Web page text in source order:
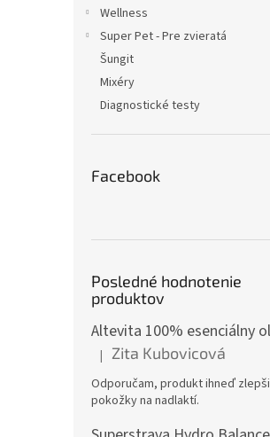
Wellness
Super Pet - Pre zvieratá
Šungit
Mixéry
Diagnostické testy
Facebook
Posledné hodnotenie
produktov
Hodnotenie produktu je 5 z 5
| Zita Kubovicová
Odporučam, produkt ihneď
pokožky na nadlaktí.